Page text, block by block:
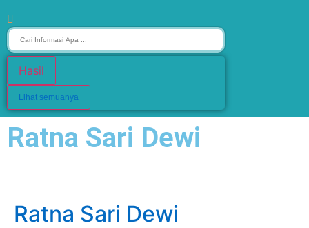
Hasil
Lihat semuanya
Ratna Sari Dewi
Ratna Sari Dewi